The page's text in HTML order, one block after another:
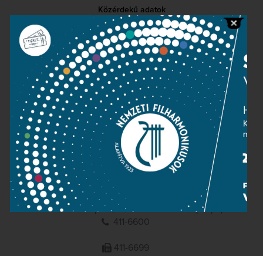
Közérdekű adatok
Sajtószoba
Adatvédelem
Impresszum
NEMZETI
FILHARMONIKUSOK
1095 Budapest, Komor Marcell u. 1. (Müpa)
411-6600
411-6699